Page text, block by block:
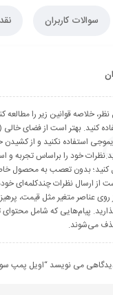
سوالات کاربران
خلاصه قوانین زیر را مطالعه
استفاده نکنید و از کشیدن
خود را براساس تجربه و
کنید؛ بدون تعصب به محصول
از ارسال نظرات چندکلمه‌‌ای
عناصر متغیر مثل قیمت، پرهیز
پیام‌هایی که شامل محتوای
می‌شوند.
می نویسد “اویل پمپ